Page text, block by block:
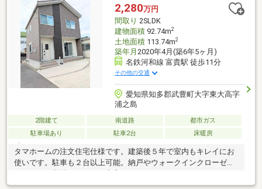
2,280万円
間取り 2SLDK
建物面積92.74m2
土地面積113.74m2
築年月 2020年4月(築6年5ヶ月)
名鉄河和線 富貴駅 徒歩11分
その他の交通
愛知県知多郡武豊町大字東大高字
浦之島
2階建て 南道路
都市ガス
駐車場あり
駐車2台 床暖房
タマホームの注文住宅仕様です。建築後５年で室内もキレイにお
使いです。駐車も２台以上可能。納戸やウォークインクローゼッ